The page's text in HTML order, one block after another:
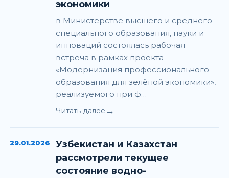
экономики
в Министерстве высшего и среднего
специального образования, науки и
инноваций состоялась рабочая
встреча в рамках проекта
«Модернизация профессионального
образования для зелёной экономики»,
реализуемого при ф…
Читать далее →
29.01.2026
Узбекистан и Казахстан
рассмотрели текущее
состояние водно-